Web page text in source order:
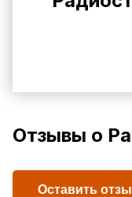
Отзывы о
Оставить